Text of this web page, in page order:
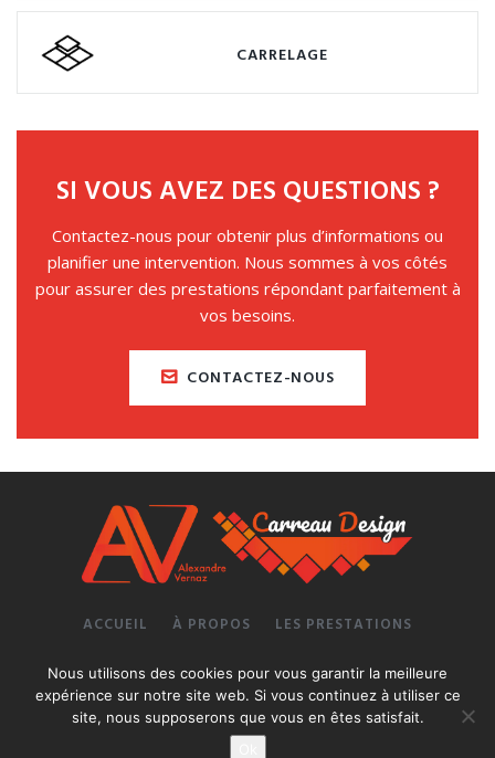
CARRELAGE
SI VOUS AVEZ DES QUESTIONS ?
Contactez-nous pour obtenir plus d’informations ou
planifier une intervention. Nous sommes à vos côtés
pour assurer des prestations répondant parfaitement à
vos besoins.
CONTACTEZ-NOUS
ACCUEIL À PROPOS
LES PRESTATIONS
© 2026 Alexandre VERNAZ - Conception et réalisation :
Nous utilisons des cookies pour vous garantir la meilleure
expérience sur notre site web. Si vous continuez à utiliser ce
site, nous supposerons que vous en êtes satisfait.